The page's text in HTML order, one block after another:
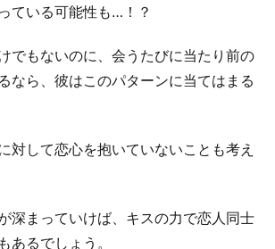
ている可能性も…！？
でもないのに、会うたびに当たり前の
なら、彼はこのパターンに当てはまる
対して恋心を抱いていないことも考え
深まっていけば、キスの力で恋人同士
あるでしょう。